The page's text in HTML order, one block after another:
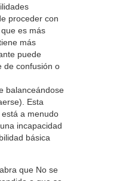
proceder con
es más
más
puede
de confusión o
balanceándose
Esta
a menudo
incapacidad
básica
que No se